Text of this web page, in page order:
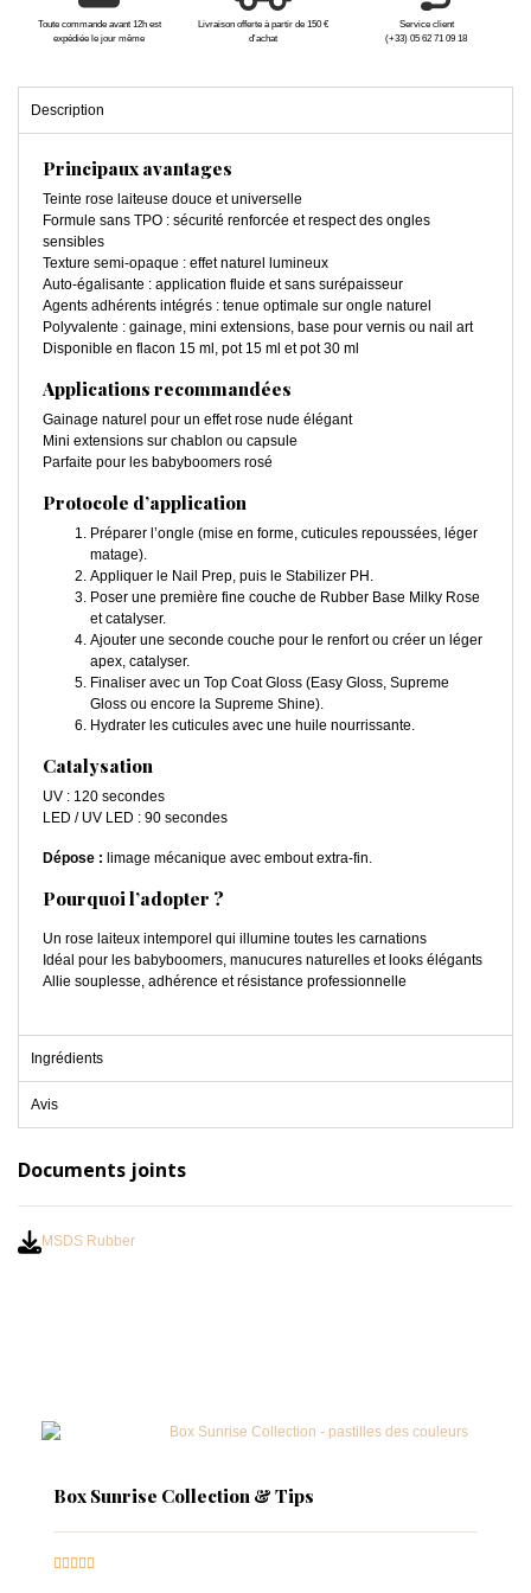
Toute commande avant 12h est
expédiée le jour même
Livraison offerte à partir de 150 €
d'achat
Service client
(+33) 05 62 71 09 18
Description
Principaux avantages
Teinte rose laiteuse douce et universelle
Formule sans TPO : sécurité renforcée et respect des ongles
sensibles
Texture semi-opaque : effet naturel lumineux
Auto-égalisante : application fluide et sans surépaisseur
Agents adhérents intégrés : tenue optimale sur ongle naturel
Polyvalente : gainage, mini extensions, base pour vernis ou nail art
Disponible en flacon 15 ml, pot 15 ml et pot 30 ml
Applications recommandées
Gainage naturel pour un effet rose nude élégant
Mini extensions sur chablon ou capsule
Parfaite pour les babyboomers rosé
Protocole d’application
Préparer l’ongle (mise en forme, cuticules repoussées, léger
matage).
Appliquer le Nail Prep, puis le Stabilizer PH.
Poser une première fine couche de Rubber Base Milky Rose
et catalyser.
Ajouter une seconde couche pour le renfort ou créer un léger
apex, catalyser.
Finaliser avec un Top Coat Gloss (Easy Gloss, Supreme
Gloss ou encore la Supreme Shine).
Hydrater les cuticules avec une huile nourrissante.
Catalysation
UV : 120 secondes
LED / UV LED : 90 secondes
Dépose : limage mécanique avec embout extra-fin.
Pourquoi l’adopter ?
Un rose laiteux intemporel qui illumine toutes les carnations
Idéal pour les babyboomers, manucures naturelles et looks élégants
Allie souplesse, adhérence et résistance professionnelle
Ingrédients
Avis
Documents joints
MSDS Rubber
Box Sunrise Collection & Tips
